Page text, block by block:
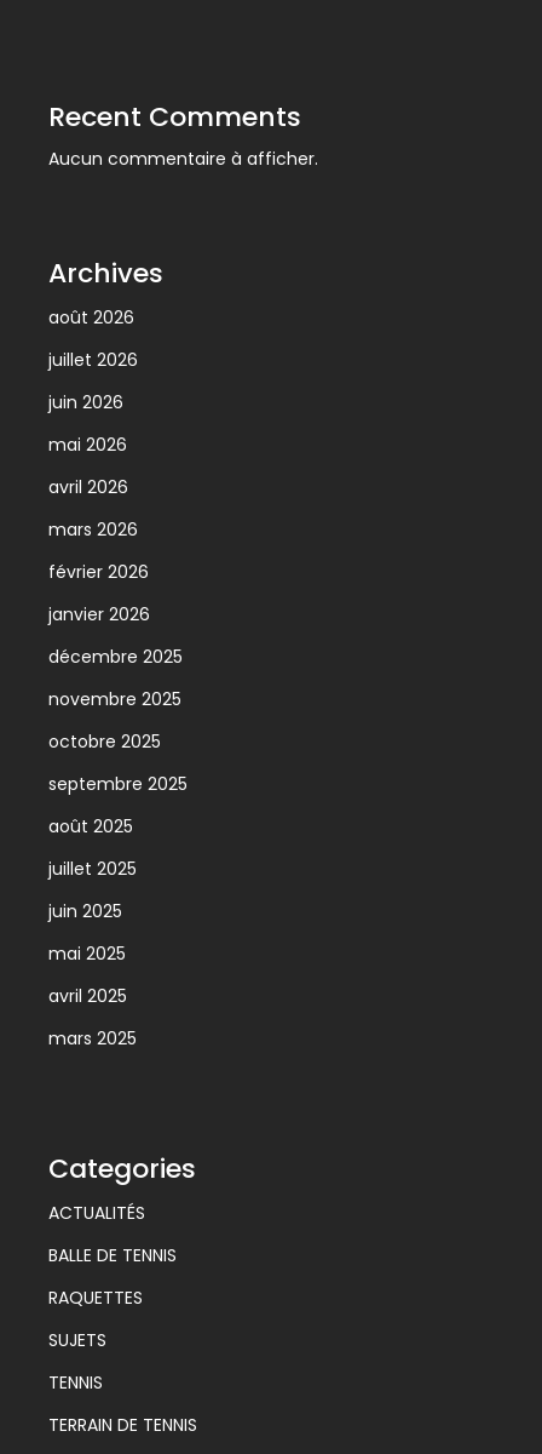
Recent Comments
Aucun commentaire à afficher.
Archives
août 2026
juillet 2026
juin 2026
mai 2026
avril 2026
mars 2026
février 2026
janvier 2026
décembre 2025
novembre 2025
octobre 2025
septembre 2025
août 2025
juillet 2025
juin 2025
mai 2025
avril 2025
mars 2025
Categories
ACTUALITÉS
BALLE DE TENNIS
RAQUETTES
SUJETS
TENNIS
TERRAIN DE TENNIS